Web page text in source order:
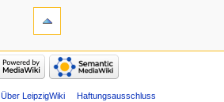
Über LeipzigWiki Haftungsausschluss